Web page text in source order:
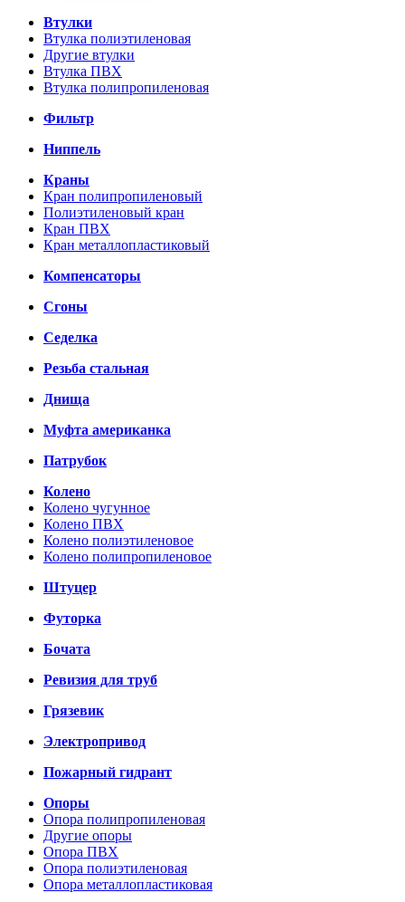
Втулки
Втулка полиэтиленовая
Другие втулки
Втулка ПВХ
Втулка полипропиленовая
Фильтр
Ниппель
Краны
Кран полипропиленовый
Полиэтиленовый кран
Кран ПВХ
Кран металлопластиковый
Компенсаторы
Сгоны
Седелка
Резьба стальная
Днища
Муфта американка
Патрубок
Колено
Колено чугунное
Колено ПВХ
Колено полиэтиленовое
Колено полипропиленовое
Штуцер
Футорка
Бочата
Ревизия для труб
Грязевик
Электропривод
Пожарный гидрант
Опоры
Опора полипропиленовая
Другие опоры
Опора ПВХ
Опора полиэтиленовая
Опора металлопластиковая